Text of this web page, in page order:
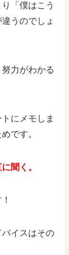
「僕はこう
うのでしょ
力がわかる
にメモしま
です。
聞く。
イスはその